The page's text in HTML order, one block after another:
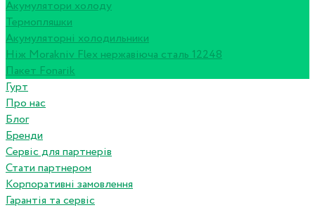
Акумулятори холоду
Термопляшки
Акумуляторні холодильники
Ніж Morakniv Flex нержавіюча сталь 12248
Пакет Fonarik
Гурт
Про нас
Блог
Бренди
Сервіс для партнерів
Стати партнером
Корпоративні замовлення
Гарантія та сервіс